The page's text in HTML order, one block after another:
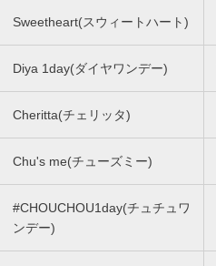
Sweetheart(スウィートハート)
Diya 1day(ダイヤワンデー)
Cheritta(チェリッタ)
Chu's me(チューズミー)
#CHOUCHOU1day(チュチュワ
ンデー)